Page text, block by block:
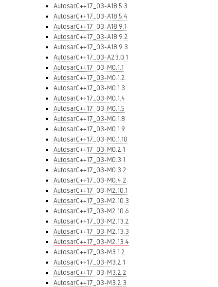
AutosarC++17_03-A18.5.3
AutosarC++17_03-A18.5.4
AutosarC++17_03-A18.9.1
AutosarC++17_03-A18.9.2
AutosarC++17_03-A18.9.3
AutosarC++17_03-A23.0.1
AutosarC++17_03-M0.1.1
AutosarC++17_03-M0.1.2
AutosarC++17_03-M0.1.3
AutosarC++17_03-M0.1.4
AutosarC++17_03-M0.1.5
AutosarC++17_03-M0.1.8
AutosarC++17_03-M0.1.9
AutosarC++17_03-M0.1.10
AutosarC++17_03-M0.2.1
AutosarC++17_03-M0.3.1
AutosarC++17_03-M0.3.2
AutosarC++17_03-M0.4.2
AutosarC++17_03-M2.10.1
AutosarC++17_03-M2.10.3
AutosarC++17_03-M2.10.6
AutosarC++17_03-M2.13.2
AutosarC++17_03-M2.13.3
AutosarC++17_03-M2.13.4
AutosarC++17_03-M3.1.2
AutosarC++17_03-M3.2.1
AutosarC++17_03-M3.2.2
AutosarC++17_03-M3.2.3